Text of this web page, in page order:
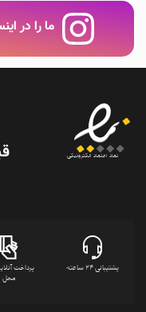
ما را در
نماد اعتماد الکترونیکی
پشتیبانی 24 ساعته
پرداخت
محل